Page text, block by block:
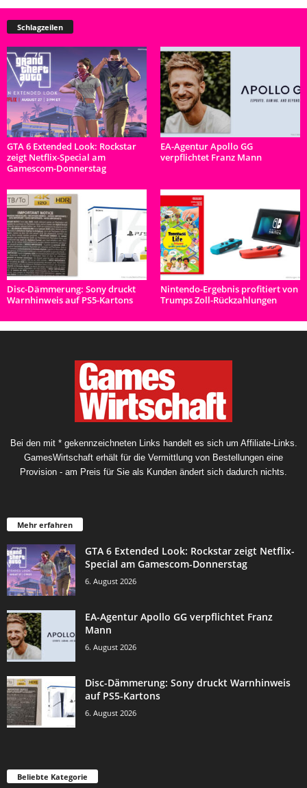
Schlagzeilen
GTA 6 Extended Look: Rockstar
zeigt Netflix-Special am
Gamescom-Donnerstag
EA-Agentur Apollo GG
verpflichtet Franz Mann
Disc-Dämmerung: Sony druckt
Warnhinweis auf PS5-Kartons
Nintendo-Ergebnis profitiert von
Trumps Zoll-Rückzahlungen
Bei den mit * gekennzeichneten Links handelt es sich um Affiliate-Links.
GamesWirtschaft erhält für die Vermittlung von Bestellungen eine
Provision - am Preis für Sie als Kunden ändert sich dadurch nichts.
Mehr erfahren
GTA 6 Extended Look: Rockstar zeigt Netflix-
Special am Gamescom-Donnerstag
6. August 2026
EA-Agentur Apollo GG verpflichtet Franz
Mann
6. August 2026
Disc-Dämmerung: Sony druckt Warnhinweis
auf PS5-Kartons
6. August 2026
Beliebte Kategorie